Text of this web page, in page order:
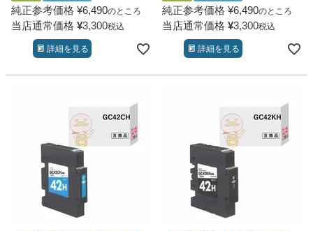
お問い合わせ
会員専用商品
説明書ダウンロード
純正参考価格 ¥6,490のところ
当店通常価格 ¥3,300税込
詳細を見る
純正参考価格 ¥6,490のところ
当店通常価格 ¥3,300税込
詳細を見る